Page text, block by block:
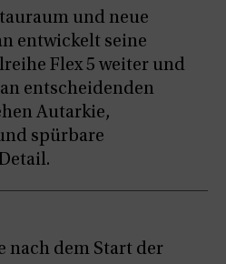
und neue
entwickelt seine
Flex 5 weiter und
entscheidenden
Autarkie,
spürbare
nach dem Start der